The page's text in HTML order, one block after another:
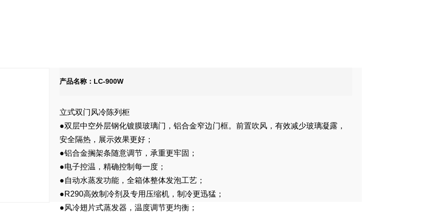
产品名称：LC-900W
立式双门风冷陈列柜
●双层中空外层钢化镀膜玻璃门，铝合金窄边门框。前置吹风，有效减少玻璃凝露，
安全隔热，展示效果更好；
●铝合金搁架条随意调节，承重更牢固；
●电子控温，精确控制每一度；
●自动水蒸发功能，全箱体整体发泡工艺；
●R290高效制冷剂及专用压缩机，制冷更迅猛；
●风冷翅片式蒸发器，温度调节更均衡；